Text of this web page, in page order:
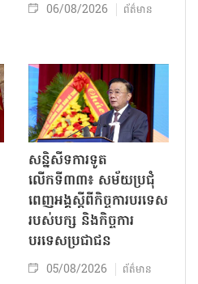
06/08/2026 ព័ត៌មាន
សន្និសីទការទូត
លើកទី៣៣៖ សម័យប្រជុំ
ពេញអង្គស្តីពីកិច្ច​ការបរទេស
របស់​បក្ស និងកិច្ច​ការ
បរទេសប្រជាជន
05/08/2026 ព័ត៌មាន